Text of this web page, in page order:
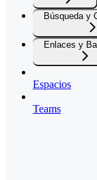
Búsqueda y
Enlaces y
Espacios
Teams